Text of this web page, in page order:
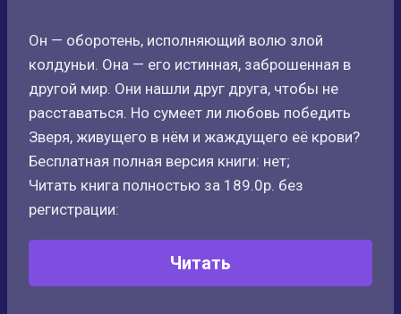
Он — оборотень, исполняющий волю злой
колдуньи. Она — его истинная, заброшенная в
другой мир. Они нашли друг друга, чтобы не
расставаться. Но сумеет ли любовь победить
Зверя, живущего в нём и жаждущего её крови?
Бесплатная полная версия книги: нет;
Читать книга полностью за 189.0р. без
регистрации:
Читать